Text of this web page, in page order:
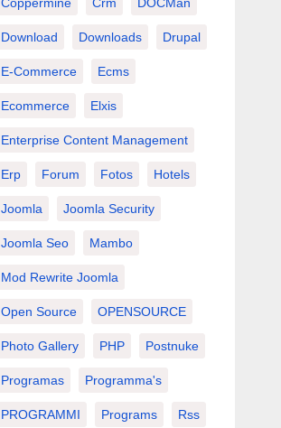
Download Downloads Drupal
E-Commerce Ecms
Ecommerce Elxis
Enterprise Content Management
Erp Forum Fotos Hotels
Joomla Joomla Security
Joomla Seo Mambo
Mod Rewrite Joomla
Open Source OPENSOURCE
Photo Gallery PHP Postnuke
Programas Programma's
PROGRAMMI Programs Rss